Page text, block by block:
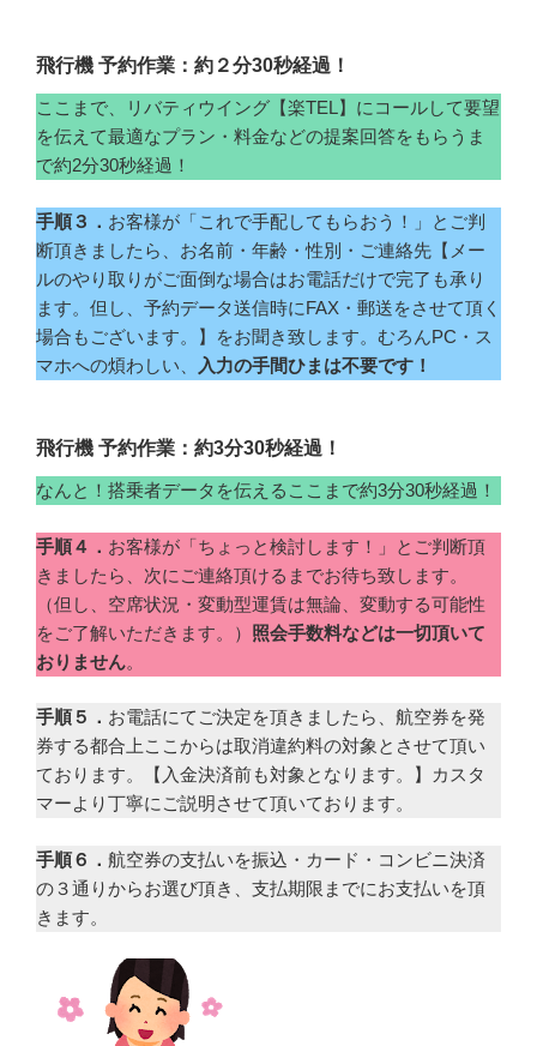
飛行機 予約作業：約２分30秒経過！
ここまで、リバティウイング【楽TEL】にコールして要望
を伝えて最適なプラン・料金などの提案回答をもらうま
で約2分30秒経過！
手順３． お客様が「これで手配してもらおう！」とご判
断頂きましたら、お名前・年齢・性別・ご連絡先【メー
ルのやり取りがご面倒な場合はお電話だけで完了も承り
ます。但し、予約データ送信時にFAX・郵送をさせて頂く
場合もございます。】をお聞き致します。むろんPC・ス
マホへの煩わしい、
入力の手間ひまは不要です！
飛行機 予約作業：約3分30秒経過！
なんと！搭乗者データを伝えるここまで約3分30秒経過！
手順４． お客様が「ちょっと検討します！」とご判断頂
きましたら、次にご連絡頂けるまでお待ち致します。
（但し、空席状況・変動型運賃は無論、変動する可能性
をご了解いただきます。） 照会手数料などは一切頂いて
おりません。
手順５． お電話にてご決定を頂きましたら、航空券を発
券する都合上ここからは取消違約料の対象とさせて頂い
ております。【入金決済前も対象となります。】カスタ
マーより丁寧にご説明させて頂いております。
手順６． 航空券の支払いを振込・カード・コンビニ決済
の３通りからお選び頂き、支払期限までにお支払いを頂
きます。